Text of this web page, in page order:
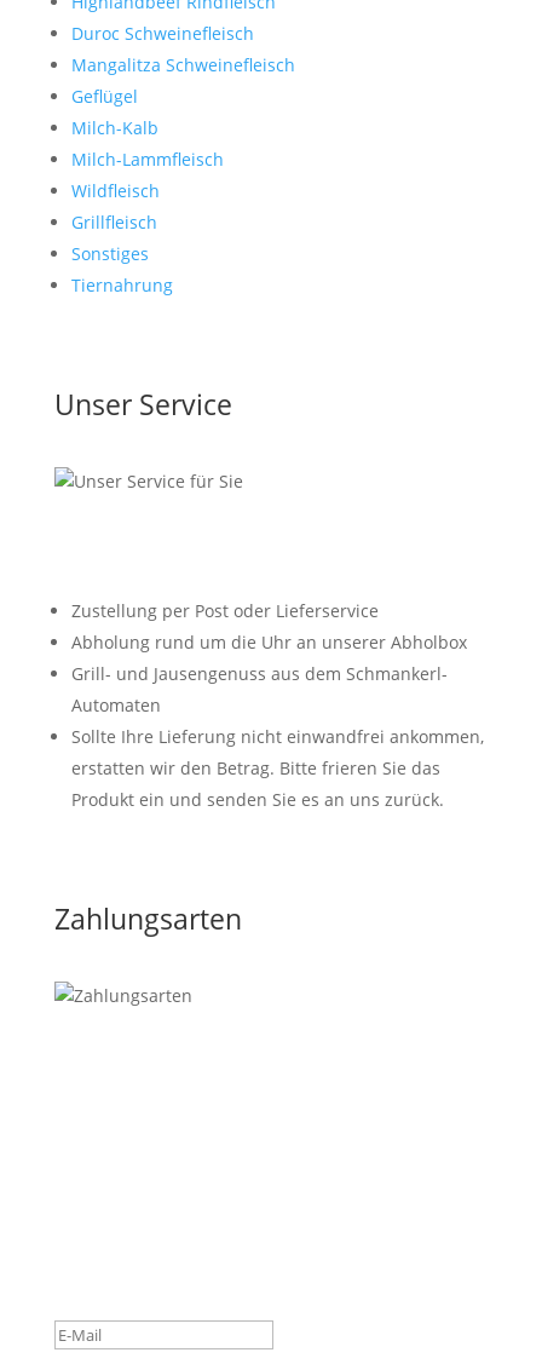
Duroc Schweinefleisch
Mangalitza Schweinefleisch
Geflügel
Milch-Kalb
Milch-Lammfleisch
Wildfleisch
Grillfleisch
Sonstiges
Tiernahrung
Unser Service
Zustellung per Post oder Lieferservice
Abholung rund um die Uhr an unserer Abholbox
Grill- und Jausengenuss aus dem Schmankerl-
Automaten
Sollte Ihre Lieferung nicht einwandfrei ankommen,
erstatten wir den Betrag. Bitte frieren Sie das
Produkt ein und senden Sie es an uns zurück.
Zahlungsarten